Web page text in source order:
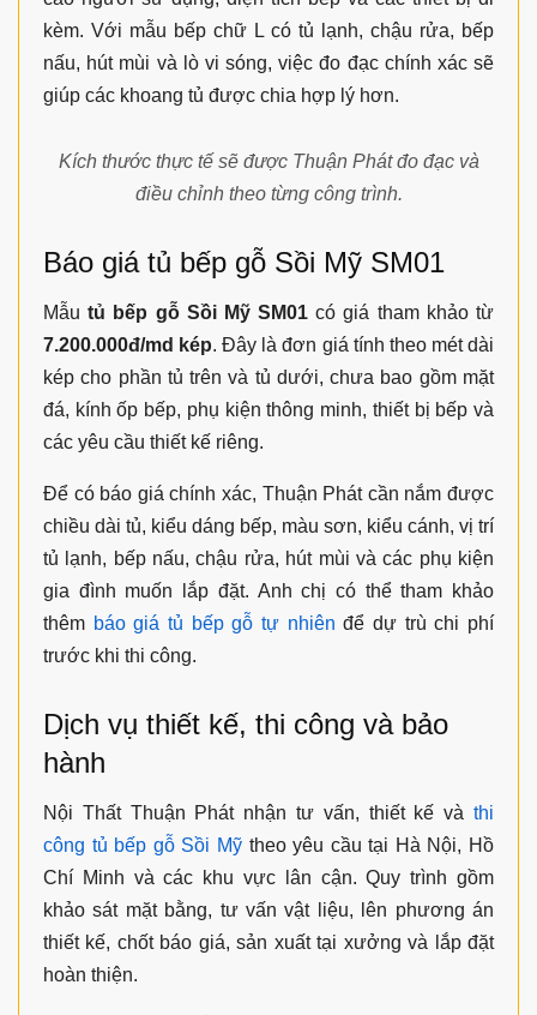
kèm. Với mẫu bếp chữ L có tủ lạnh, chậu rửa, bếp
nấu, hút mùi và lò vi sóng, việc đo đạc chính xác sẽ
giúp các khoang tủ được chia hợp lý hơn.
Kích thước thực tế sẽ được Thuận Phát đo đạc và
điều chỉnh theo từng công trình.
Báo giá tủ bếp gỗ Sồi Mỹ SM01
Mẫutủ bếp gỗ Sồi Mỹ SM01 có giá tham khảo từ
7.200.000đ/md kép. Đây là đơn giá tính theo mét dài
kép cho phần tủ trên và tủ dưới, chưa bao gồm mặt
đá, kính ốp bếp, phụ kiện thông minh, thiết bị bếp và
các yêu cầu thiết kế riêng.
Để có báo giá chính xác, Thuận Phát cần nắm được
chiều dài tủ, kiểu dáng bếp, màu sơn, kiểu cánh, vị trí
tủ lạnh, bếp nấu, chậu rửa, hút mùi và các phụ kiện
gia đình muốn lắp đặt. Anh chị có thể tham khảo
thêm báo giá tủ bếp gỗ tự nhiên để dự trù chi phí
trước khi thi công.
Dịch vụ thiết kế, thi công và bảo
hành
Nội Thất Thuận Phát nhận tư vấn, thiết kế và thi
công tủ bếp gỗ Sồi Mỹtheo yêu cầu tại Hà Nội, Hồ
Chí Minh và các khu vực lân cận. Quy trình gồm
khảo sát mặt bằng, tư vấn vật liệu, lên phương án
thiết kế, chốt báo giá, sản xuất tại xưởng và lắp đặt
hoàn thiện.